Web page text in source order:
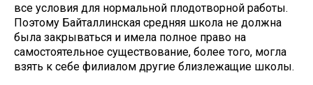
все условия для нормальной плодотворной работы.
Поэтому Байталлинская средняя школа не должна
была закрываться и имела полное право на
самостоятельное существование, более того, могла
взять к себе филиалом другие близлежащие школы.